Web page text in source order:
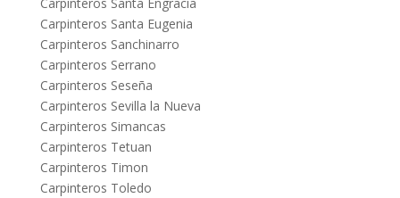
Carpinteros Santa Eugenia
Carpinteros Sanchinarro
Carpinteros Serrano
Carpinteros Seseña
Carpinteros Sevilla la Nueva
Carpinteros Simancas
Carpinteros Tetuan
Carpinteros Timon
Carpinteros Toledo